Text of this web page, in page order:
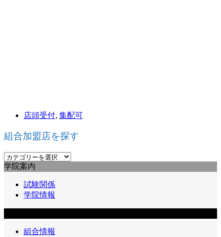
店頭受付, 集配可
組合加盟店を探す
組
合
を
探
学院案内
試験関係
学院情報
組合情報